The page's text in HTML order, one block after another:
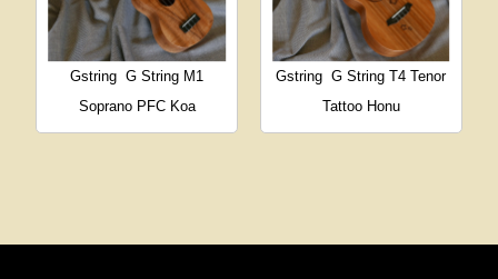
Gstring G String M1
Soprano PFC Koa
Gstring G String T4 Tenor
Tattoo Honu